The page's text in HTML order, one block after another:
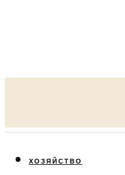
ХОЗЯЙСТВО